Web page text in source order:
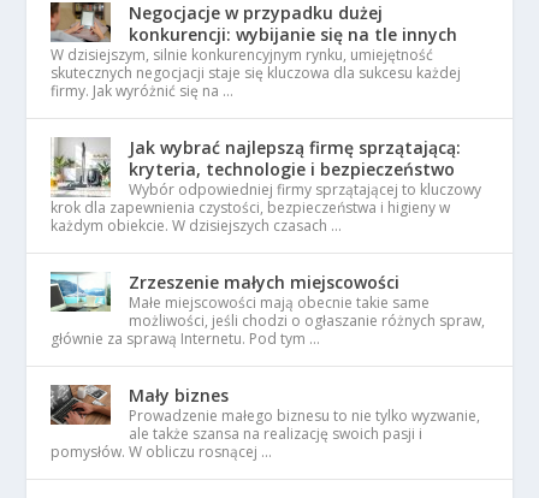
Negocjacje w przypadku dużej
konkurencji: wybijanie się na tle innych
W dzisiejszym, silnie konkurencyjnym rynku, umiejętność
skutecznych negocjacji staje się kluczowa dla sukcesu każdej
firmy. Jak wyróżnić się na …
Jak wybrać najlepszą firmę sprzątającą:
kryteria, technologie i bezpieczeństwo
Wybór odpowiedniej firmy sprzątającej to kluczowy
krok dla zapewnienia czystości, bezpieczeństwa i higieny w
każdym obiekcie. W dzisiejszych czasach …
Zrzeszenie małych miejscowości
Małe miejscowości mają obecnie takie same
możliwości, jeśli chodzi o ogłaszanie różnych spraw,
głównie za sprawą Internetu. Pod tym …
Mały biznes
Prowadzenie małego biznesu to nie tylko wyzwanie,
ale także szansa na realizację swoich pasji i
pomysłów. W obliczu rosnącej …